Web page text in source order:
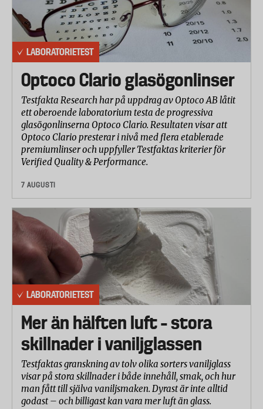
LABORATORIETEST
Optoco Clario glasögonlinser
Testfakta Research har på uppdrag av Optoco AB låtit
ett oberoende laboratorium testa de progressiva
glasögonlinserna Optoco Clario. Resultaten visar att
Optoco Clario presterar i nivå med flera etablerade
premiumlinser och uppfyller Testfaktas kriterier för
Verified Quality & Performance.
7 AUGUSTI
LABORATORIETEST
Mer än hälften luft – stora
skillnader i vaniljglassen
Testfaktas granskning av tolv olika sorters vaniljglass
visar på stora skillnader i både innehåll, smak, och hur
man fått till själva vaniljsmaken. Dyrast är inte alltid
godast – och billigast kan vara mer luft än glass.